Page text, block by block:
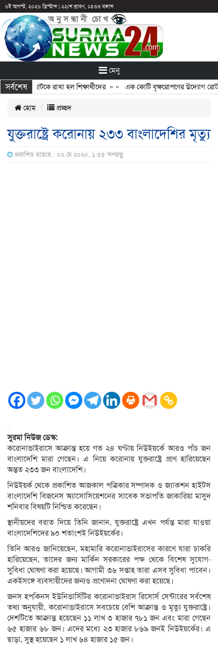
৬ই আগস্ট, ২০২৬ খ্রিস্টাব্দ| ২২শে শ্রাবণ, ১৪৩৩ বঙ্গাব্দ
মেনু
সর্বশেষ
পরও আটকে রাখা হল শিক্ষার্থীদের» «এক কোটি বৃক্ষরোপণের উদ্যোগ
হোম প্রচ্ছদ
যুক্তরাষ্ট্রে করোনায় ২৩৩ বাংলাদেশির মৃত্যু
প্রকাশিত হয়েছে : ০২ মে ২০২০, ১:৫৫ অপরাহ্ণ
সুরমা নিউজ ডেস্ক:
করোনাভাইরাসে আক্রান্ত হয়ে গত ২৪ ঘণ্টায় নিউইয়র্কে আরও পাঁচ জন
বাংলাদেশি মারা গেছেন। এ নিয়ে করোনায় যুক্তরাষ্ট্রে প্রাণ হারিয়েছেন
অন্তত ২৩৩ জন বাংলাদেশি।
নিউইয়র্ক থেকে প্রকাশিত আজকাল পত্রিকার সম্পাদক ও জ্যাকশন হাইটস
বাংলাদেশি বিজনেস অ্যাসোসিয়েশনের সাবেক সভাপতি জাকারিয়া মাসুদ
শনিবার বিষয়টি নিশ্চিত করেছেন।
স্থানীয়দের বরাত দিয়ে তিনি জানান, যুক্তরাষ্ট্রে এখন পর্যন্ত মারা যাওয়া
বাংলাদেশিদের ৯০ শতাংশই নিউইয়র্কের।
তিনি আরও জানিয়েছেন, মহামারি করোনাভাইরাসের কারণে যারা চাকরি
হারিয়েছেন, তাদের জন্য মার্কিন সরকারের পক্ষ থেকে বিশেষ সুযোগ-
সুবিধা ঘোষণা করা হয়েছে। আগামী ৩৬ সপ্তাহ তারা এসব সুবিধা পাবেন।
একইসঙ্গে ব্যবসায়ীদের জন্যও প্রণোদনা ঘোষণা করা হয়েছে।
জনস হপকিনস ইউনিভার্সিটির করোনাভাইরাস রিসোর্স সেন্টারের সর্বশেষ
তথ্য অনুযায়ী, করোনাভাইরাসে সবচেয়ে বেশি আক্রান্ত ও মৃত্যু যুক্তরাষ্ট্রে।
দেশটিতে আক্রান্ত হয়েছেন ১১ লাখ ৩ হাজার ৭৮১ জন এবং মারা গেছেন
৬৫ হাজার ৬৮ জন। এদের মধ্যে ২৩ হাজার ৮৬৯ জনই নিউইয়র্কের। এ
ছাড়া, সুস্থ হয়েছেন ১ লাখ ৬৪ হাজার ১৫ জন।